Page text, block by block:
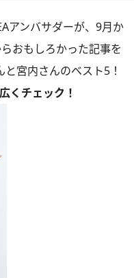
アンバサダーが、9月か
おもしろかった記事を
宮内さんのベスト5！
くチェック！